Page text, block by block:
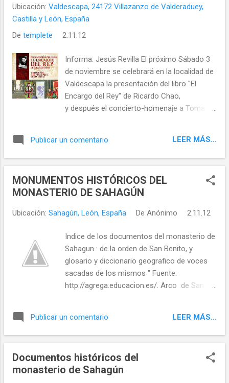
Ubicación: Valdescapa, 24172 Villazanzo de Valderaduey,
Castilla y León, España
De templete 2.11.12
Informa: Jesús Revilla El próximo Sábado 3
de noviembre se celebrará en la localidad de
Valdescapa la presentación del libro "El
Encargo del Rey" de Ricardo Chao,
y después el concierto-homenaje a Tomas
Ayto. de Villazanzo y la Junta Vecinal de
Valdescapa.
Publicar un comentario LEER MÁS...
MONUMENTOS HISTÓRICOS DEL
MONASTERIO DE SAHAGÚN
Ubicación: Sahagún, León, España De Anónimo 2.11.12
Indice de los documentos del monasterio de
Sahagun : de la orden de San Benito, y
glosario y diccionario geografico de voces
sacadas de los mismos " Fuente:
http://agrega.educacion.es/. Arco de San
hoy más que polvo y ruinas , soledad y
tristeza. A una extensa nave con imposta
múltiples archivoltas , con pilares de
historiados ca- piteles , con cariátides
Publicar un comentario LEER MÁS...
Documentos históricos del
monasterio de Sahagún